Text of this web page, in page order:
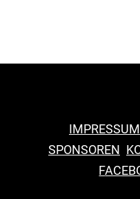
IMPRESSUM
SPONSOREN
F